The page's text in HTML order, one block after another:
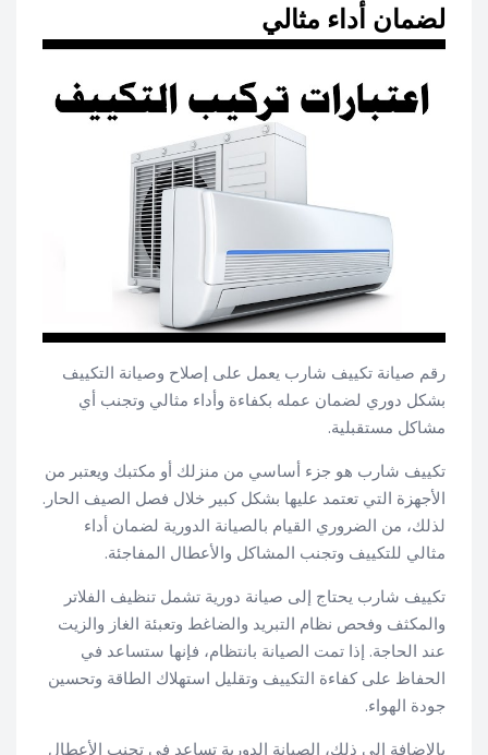
لضمان أداء مثالي
رقم صيانة تكييف شارب يعمل على إصلاح وصيانة التكييف
بشكل دوري لضمان عمله بكفاءة وأداء مثالي وتجنب أي
مشاكل مستقبلية.
تكييف شارب هو جزء أساسي من منزلك أو مكتبك ويعتبر من
الأجهزة التي تعتمد عليها بشكل كبير خلال فصل الصيف الحار.
لذلك، من الضروري القيام بالصيانة الدورية لضمان أداء
مثالي للتكييف وتجنب المشاكل والأعطال المفاجئة.
تكييف شارب يحتاج إلى صيانة دورية تشمل تنظيف الفلاتر
والمكثف وفحص نظام التبريد والضاغط وتعبئة الغاز والزيت
عند الحاجة. إذا تمت الصيانة بانتظام، فإنها ستساعد في
الحفاظ على كفاءة التكييف وتقليل استهلاك الطاقة وتحسين
جودة الهواء.
بالإضافة إلى ذلك، الصيانة الدورية تساعد في تجنب الأعطال